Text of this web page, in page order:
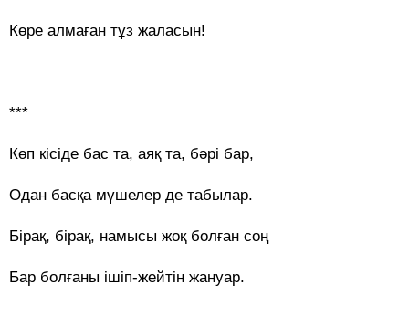
Көре алмаған тұз жаласын!
***
Көп кісіде бас та, аяқ та, бәрі бар,
Одан басқа мүшелер де табылар.
Бірақ, бірақ, намысы жоқ болған соң
Бар болғаны ішіп-жейтін жануар.